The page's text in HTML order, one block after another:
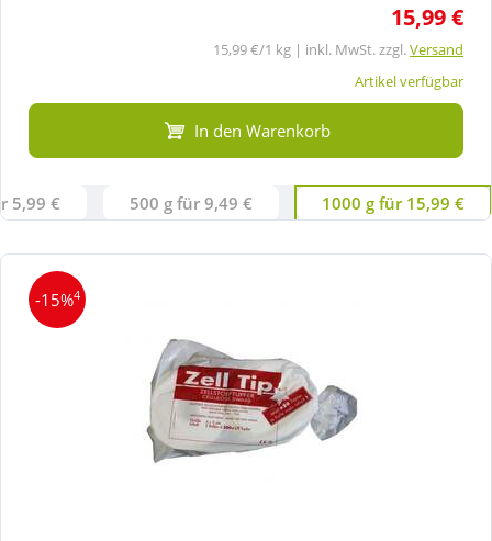
15,99 €
15,99 €/1 kg | inkl. MwSt. zzgl.Versand
Artikel verfügbar
In den Warenkorb
5,99 € 500 g für 9,49 € 1000 g für 15,99 €
-15%4